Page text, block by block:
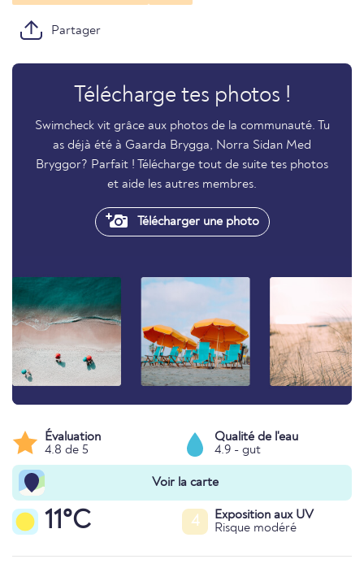
Partager
Télécharge tes photos !
Swimcheck vit grâce aux photos de la communauté. Tu
as déjà été à Gaarda Brygga, Norra Sidan Med
Bryggor? Parfait ! Télécharge tout de suite tes photos
et aide les autres membres.
Télécharger une photo
Évaluation
4.8 de 5
Qualité de l'eau
4.9 - gut
Voir la carte
11°C 4
Exposition aux UV
Risque modéré